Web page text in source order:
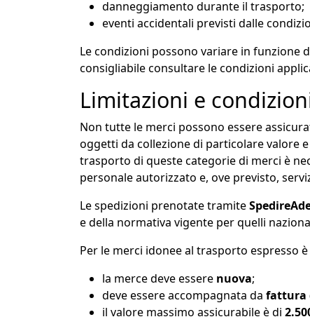
danneggiamento durante il trasporto;
eventi accidentali previsti dalle
Le condizioni possono variare in funzione
consigliabile consultare le condizioni
Limitazioni e
Non tutte le merci possono essere
oggetti da collezione di particolare valore
trasporto di queste categorie di merci è
personale autorizzato e, ove previsto,
Le spedizioni prenotate tramite
e della normativa vigente per quelli
Per le merci idonee al trasporto espresso
la merce deve essere nuova;
deve essere accompagnata da fattura
il valore massimo assicurabile è di